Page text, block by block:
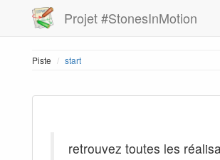
Projet #StonesInMotion
Piste start
retrouvez toutes les